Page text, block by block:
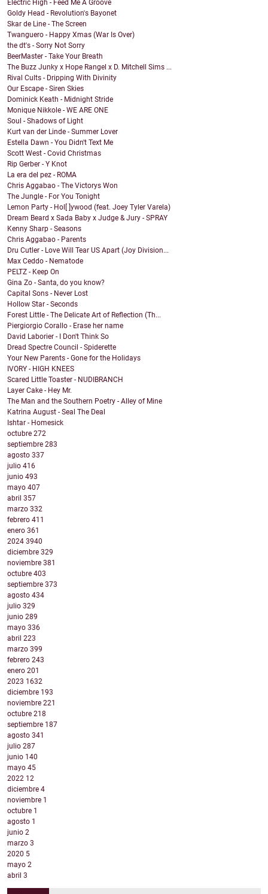
Electric High - Feed Me A Groove
Goldy Head - Revolution's Bayonet
Skar de Line - The Screen
Twanguero - Happy Xmas (War Is Over)
the dt's - Sorry Not Sorry
BeerMaster - Take Your Breath
The Buzz Junky x Hope Rangel x D. Mitchell Sims ...
Rival Cults - Dripping With Divinity
Our Escape - Siren Skies
Dominick Keath - Midnight Stride
Monique Nikkole - WE ARE ONE
Soul - Shadows of Light
Kurt van der Linde - Summer Lover
Estella Dawn - You Didn't Text Me
Scott West - Covid Christmas
Rip Gerber - Y Knot
La era del pez - ROMA
Chris Aggabao - The Victorys Won
The Jungle - For You Tonight
Lemon Party - Hol[ ]ywood (feat. Joey Tyler Varela)
Dream Beard x Sada Baby x Judge & Jury - SPRAY
Kenny Sharp - Seasons
Chris Aggabao - Parents
Dru Cutler - Love Will Tear US Apart (Joy Division...
Max Ceddo - Nematode
PELTZ - Keep On
Gina Zo - Santa, do you know?
Capital Sons - Never Lost
Hollow Star - Seconds
Forest Little - The Delicate Art of Reflection (Th...
Piergiorgio Corallo - Erase her name
David Laborier - I Don't Think So
Dread Spectre Council - Spiderette
Your New Parents - Gone for the Holidays
IVORY - HIGH KNEES
Scared Little Toaster - NUDIBRANCH
Layer Cake - Hey Mr.
The Man and the Southern Poetry - Alley of Mine
Katrina August - Seal The Deal
Ishtar - Homesick
octubre 272
septiembre 283
agosto 337
julio 416
junio 493
mayo 407
abril 357
marzo 332
febrero 411
enero 361
2024 3940
diciembre 329
noviembre 381
octubre 403
septiembre 373
agosto 434
julio 329
junio 289
mayo 336
abril 223
marzo 399
febrero 243
enero 201
2023 1632
diciembre 193
noviembre 221
octubre 218
septiembre 187
agosto 341
julio 287
junio 140
mayo 45
2022 12
diciembre 4
noviembre 1
octubre 1
agosto 1
junio 2
marzo 3
2020 5
mayo 2
abril 3